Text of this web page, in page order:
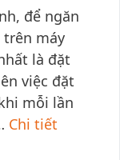
để ngăn
máy
là đặt
việc đặt
mỗi lần
Chi tiết